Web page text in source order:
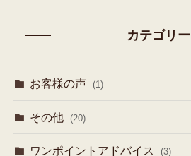
カテゴリー
お客様の声 (1)
その他 (20)
ワンポイントアドバイス (3)